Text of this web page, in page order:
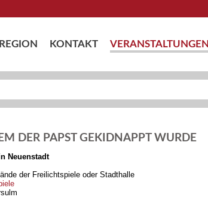
KONTAKT VERANSTALTUNGEN
DER PAPST GEKIDNAPPT WURDE
Neuenstadt
der Freilichtspiele oder Stadthalle